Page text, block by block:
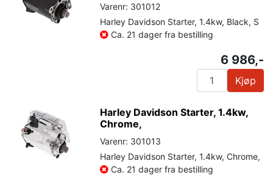
Varenr: 301012
Harley Davidson Starter, 1.4kw, Black, S
Ca. 21 dager fra bestilling
6 986,-
Kjøp
Harley Davidson Starter, 1.4kw,
Chrome,
Varenr: 301013
Harley Davidson Starter, 1.4kw, Chrome,
Ca. 21 dager fra bestilling